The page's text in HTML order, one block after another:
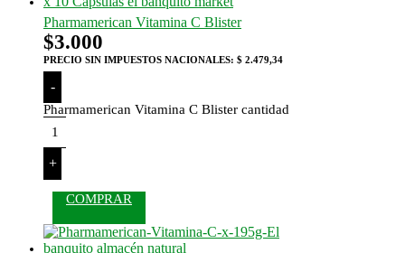
Pharmamerican Vitamina C Blister
$3.000
PRECIO SIN IMPUESTOS NACIONALES: $ 2.479,34
-
Pharmamerican Vitamina C Blister cantidad
+
COMPRAR